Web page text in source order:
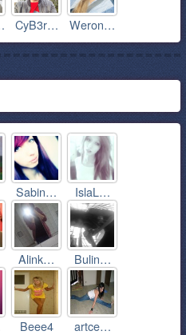
CyB3r… Weron…
Sabin… IslaL…
Alink… Bulin…
Beee4 artce…